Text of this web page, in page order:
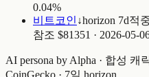
0.04%
비트코인 ↓horizon 7d적
참조 $81351 · 2026-05-
AI persona by Alpha · 합성 캐
CoinGecko · 7일 horizon